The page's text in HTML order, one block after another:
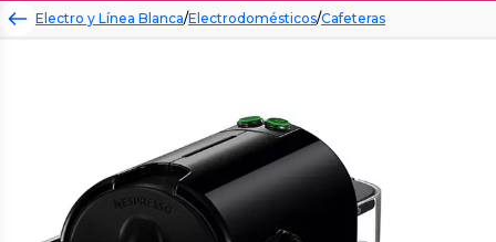
Electro y Línea Blanca/Electrodomésticos/Cafeteras